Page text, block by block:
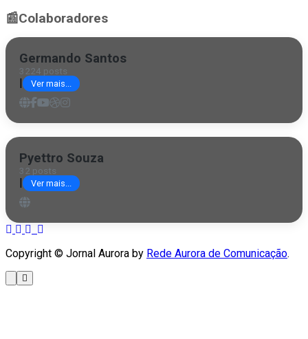
📰Colaboradores
Germando Santos
3224 posts
| Ver mais...
Pyettro Souza
32 posts
| Ver mais...
Copyright © Jornal Aurora by Rede Aurora de Comunicação.